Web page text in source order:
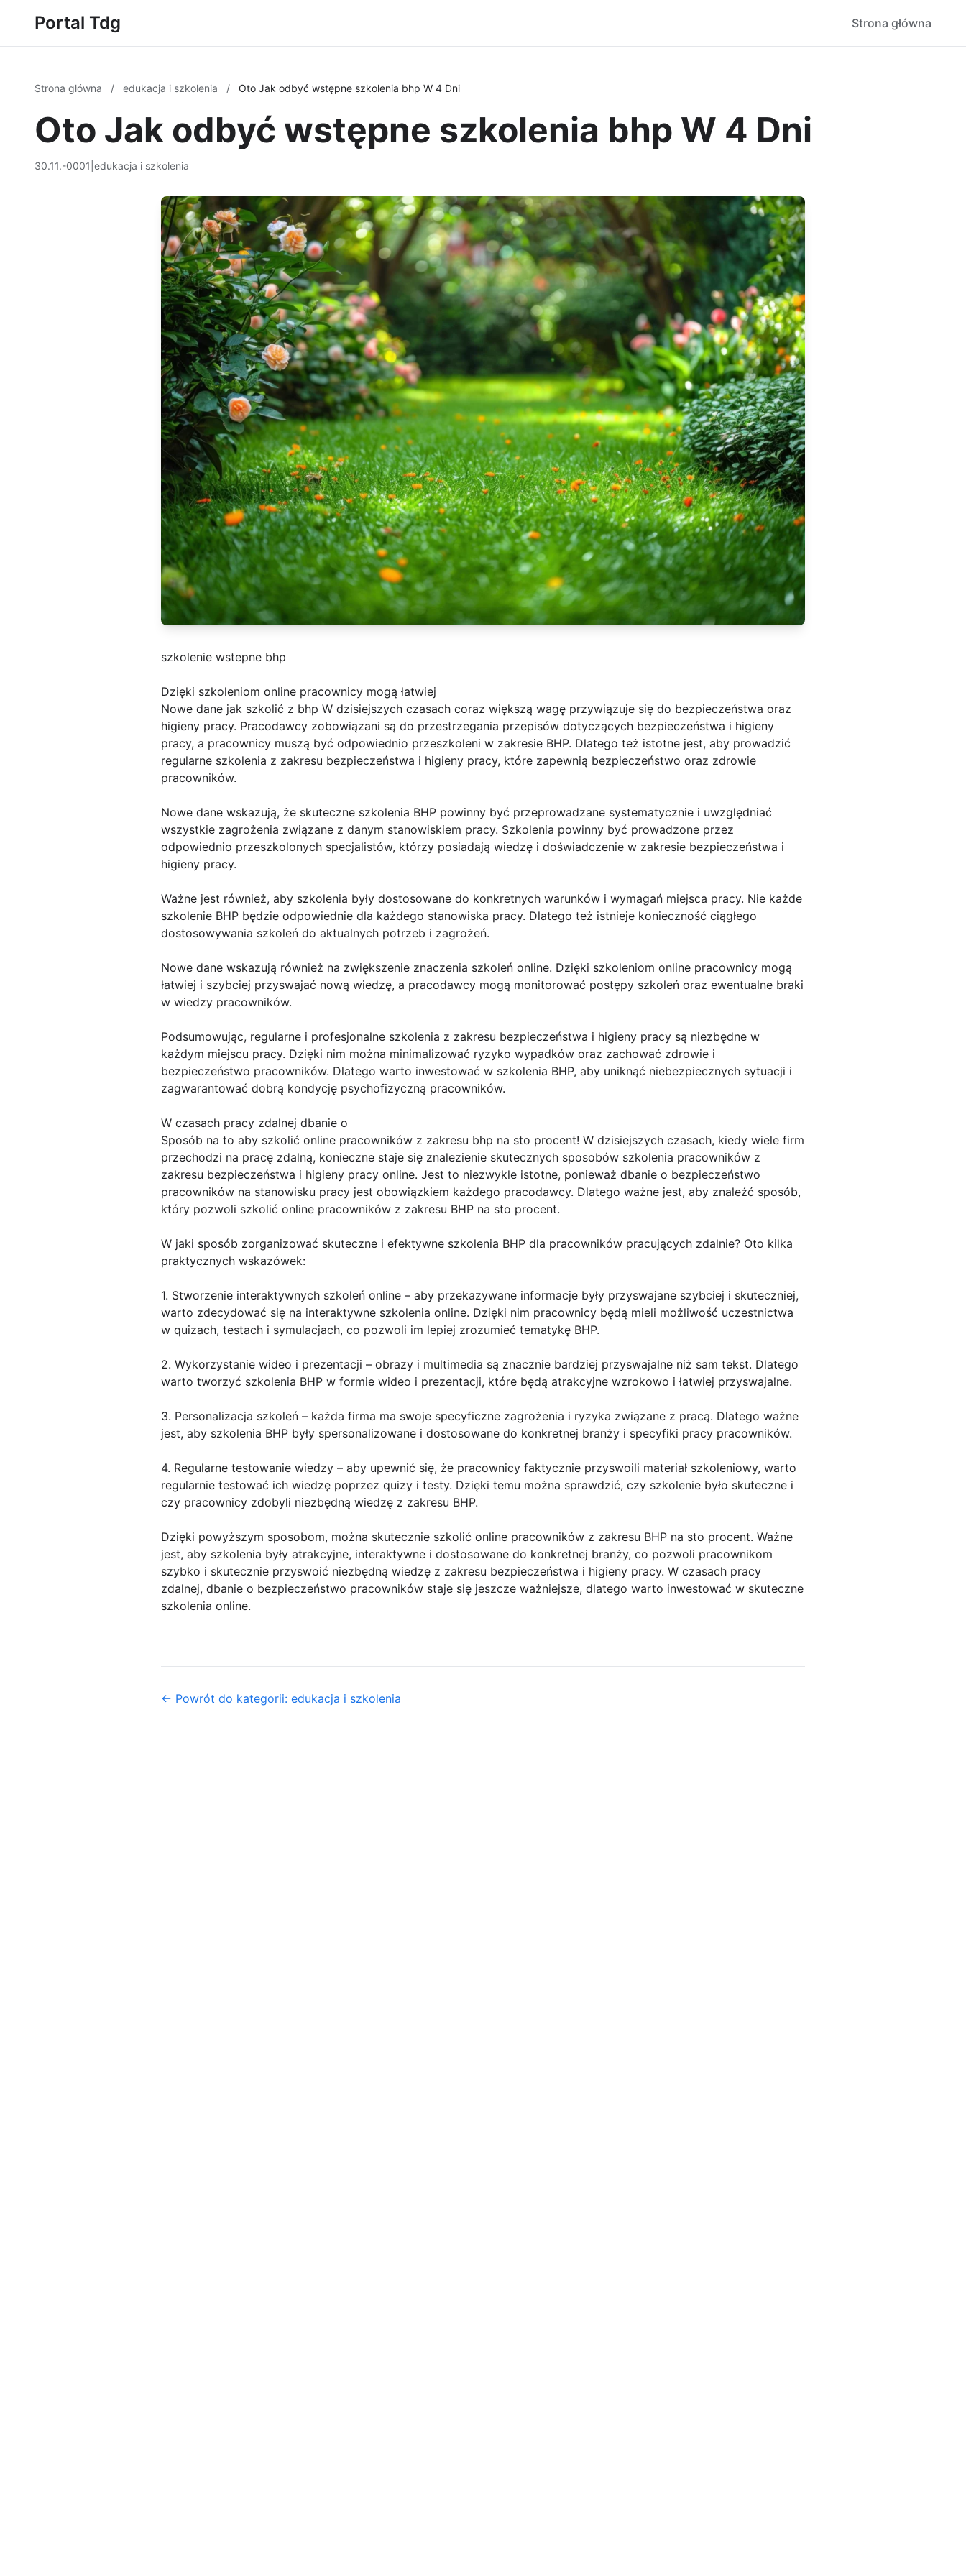
Portal Tdg Strona główna
Strona główna / edukacja i szkolenia / Oto Jak odbyć wstępne szkolenia bhp W 4 Dni
Oto Jak odbyć wstępne szkolenia bhp W 4 Dni
30.11.-0001 edukacja i szkolenia
szkolenie wstepne bhp
Dzięki szkoleniom online pracownicy mogą łatwiej
Nowe dane jak szkolić z bhp W dzisiejszych czasach coraz większą wagę przywiązuje się do bezpieczeństwa oraz
higieny pracy. Pracodawcy zobowiązani są do przestrzegania przepisów dotyczących bezpieczeństwa i higieny
pracy, a pracownicy muszą być odpowiednio przeszkoleni w zakresie BHP. Dlatego też istotne jest, aby prowadzić
regularne szkolenia z zakresu bezpieczeństwa i higieny pracy, które zapewnią bezpieczeństwo oraz zdrowie
pracowników.
Nowe dane wskazują, że skuteczne szkolenia BHP powinny być przeprowadzane systematycznie i uwzględniać
wszystkie zagrożenia związane z danym stanowiskiem pracy. Szkolenia powinny być prowadzone przez
odpowiednio przeszkolonych specjalistów, którzy posiadają wiedzę i doświadczenie w zakresie bezpieczeństwa i
higieny pracy.
Ważne jest również, aby szkolenia były dostosowane do konkretnych warunków i wymagań miejsca pracy. Nie każde
szkolenie BHP będzie odpowiednie dla każdego stanowiska pracy. Dlatego też istnieje konieczność ciągłego
dostosowywania szkoleń do aktualnych potrzeb i zagrożeń.
Nowe dane wskazują również na zwiększenie znaczenia szkoleń online. Dzięki szkoleniom online pracownicy mogą
łatwiej i szybciej przyswajać nową wiedzę, a pracodawcy mogą monitorować postępy szkoleń oraz ewentualne braki
w wiedzy pracowników.
Podsumowując, regularne i profesjonalne szkolenia z zakresu bezpieczeństwa i higieny pracy są niezbędne w
każdym miejscu pracy. Dzięki nim można minimalizować ryzyko wypadków oraz zachować zdrowie i
bezpieczeństwo pracowników. Dlatego warto inwestować w szkolenia BHP, aby uniknąć niebezpiecznych sytuacji i
zagwarantować dobrą kondycję psychofizyczną pracowników.
W czasach pracy zdalnej dbanie o
Sposób na to aby szkolić online pracowników z zakresu bhp na sto procent! W dzisiejszych czasach, kiedy wiele firm
przechodzi na pracę zdalną, konieczne staje się znalezienie skutecznych sposobów szkolenia pracowników z
zakresu bezpieczeństwa i higieny pracy online. Jest to niezwykle istotne, ponieważ dbanie o bezpieczeństwo
pracowników na stanowisku pracy jest obowiązkiem każdego pracodawcy. Dlatego ważne jest, aby znaleźć sposób,
który pozwoli szkolić online pracowników z zakresu BHP na sto procent.
W jaki sposób zorganizować skuteczne i efektywne szkolenia BHP dla pracowników pracujących zdalnie? Oto kilka
praktycznych wskazówek:
1. Stworzenie interaktywnych szkoleń online – aby przekazywane informacje były przyswajane szybciej i skuteczniej,
warto zdecydować się na interaktywne szkolenia online. Dzięki nim pracownicy będą mieli możliwość uczestnictwa
w quizach, testach i symulacjach, co pozwoli im lepiej zrozumieć tematykę BHP.
2. Wykorzystanie wideo i prezentacji – obrazy i multimedia są znacznie bardziej przyswajalne niż sam tekst. Dlatego
warto tworzyć szkolenia BHP w formie wideo i prezentacji, które będą atrakcyjne wzrokowo i łatwiej przyswajalne.
3. Personalizacja szkoleń – każda firma ma swoje specyficzne zagrożenia i ryzyka związane z pracą. Dlatego ważne
jest, aby szkolenia BHP były spersonalizowane i dostosowane do konkretnej branży i specyfiki pracy pracowników.
4. Regularne testowanie wiedzy – aby upewnić się, że pracownicy faktycznie przyswoili materiał szkoleniowy, warto
regularnie testować ich wiedzę poprzez quizy i testy. Dzięki temu można sprawdzić, czy szkolenie było skuteczne i
czy pracownicy zdobyli niezbędną wiedzę z zakresu BHP.
Dzięki powyższym sposobom, można skutecznie szkolić online pracowników z zakresu BHP na sto procent. Ważne
jest, aby szkolenia były atrakcyjne, interaktywne i dostosowane do konkretnej branży, co pozwoli pracownikom
szybko i skutecznie przyswoić niezbędną wiedzę z zakresu bezpieczeństwa i higieny pracy. W czasach pracy
zdalnej, dbanie o bezpieczeństwo pracowników staje się jeszcze ważniejsze, dlatego warto inwestować w skuteczne
szkolenia online.
← Powrót do kategorii: edukacja i szkolenia